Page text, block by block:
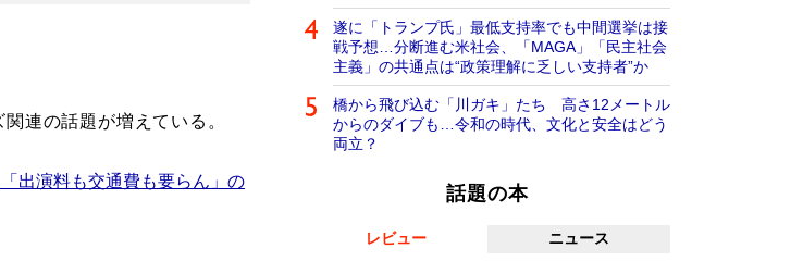
連の話題が増えている。
出演料も交通費も要らん」の
遂に「トランプ氏」最低支持率でも中間選挙は接
戦予想…分断進む米社会、「MAGA」「民主社会
主義」の共通点は“政策理解に乏しい支持者”か
橋から飛び込む「川ガキ」たち 高さ12メートル
からのダイブも…令和の時代、文化と安全はどう
両立？
話題の本
レビュー ニュース